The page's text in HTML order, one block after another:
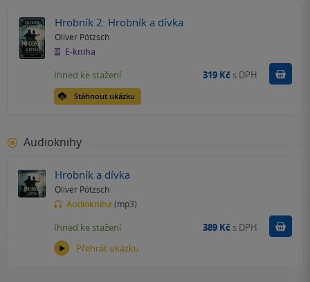
Hrobník 2: Hrobník a dívka
Oliver Pötzsch
E-kniha
Stáhnout ukázku
Ihned ke stažení 319 Kč s DPH Koupit
Audioknihy
Hrobník a dívka
Oliver Pötzsch
Audiokniha (mp3)
Přehrát ukázku
Ihned ke stažení 389 Kč s DPH Koupit